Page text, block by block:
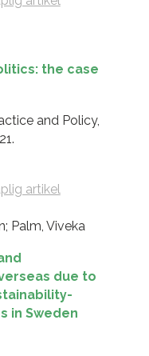
the case
and Policy,
.
artikel
Palm, Viveka
due to
in Sweden